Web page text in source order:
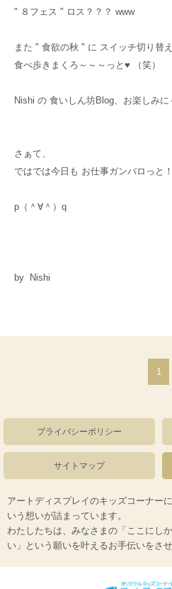
" ８フェス " ロス？？？ www
また " 食欲の秋 " に スイッチ切り替
食べ歩きまくろ～～～っと♥ （笑）
Nishi の 食いしん坊Blog、お楽しみに
さぁて、
ではでは今日も お仕事ガンバロっと！
p（＾∀＾）q
by Nishi
1
プライバシーポリシー
サイトマップ
アートディスプレイのキッズコーナー
いう想いが詰まっています。
わたしたちは、みなさまの「ここにし
い」という願いを叶えるお手伝いをさ